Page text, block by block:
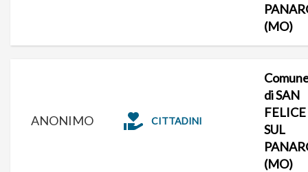
(MO)
ANONIMO CITTADINI
di SAN
FELICE
SUL
(MO)